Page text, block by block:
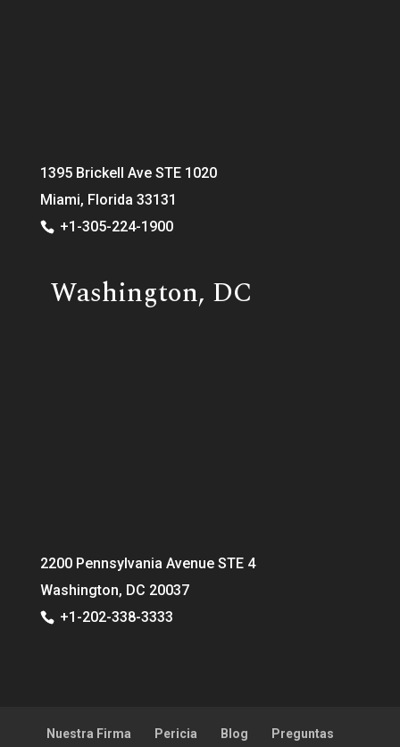
1395 Brickell Ave STE 1020
Miami, Florida 33131
+1-305-224-1900
Washington, DC
2200 Pennsylvania Avenue STE 4
Washington, DC 20037
+1-202-338-3333
Nuestra Firma Pericia Blog Preguntas